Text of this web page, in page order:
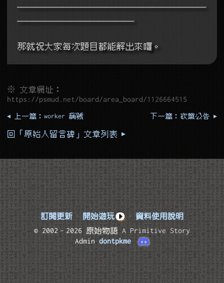
￣￣￣￣￣￣￣￣￣￣￣￣￣￣￣￣￣￣￣￣￣
￣￣￣￣￣￣￣￣￣￣￣￣￣
那就祝大家每次題目都能解出來囉。
※ 文章網址：
https://psmud.net/board/area_board/1126664515
◂ 上一篇：worker 稱號 下一篇：砍黨公告 ▸
回「原始人留言碑」文章列表 ▸
訂閱更新 · 開始遊玩 · 資料使用說明
© 2002–2026 原始物語A Primitive Story
Admin dontpkme